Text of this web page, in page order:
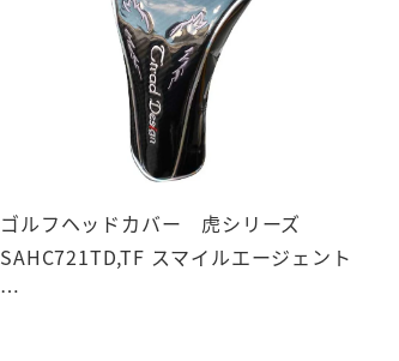
ゴルフヘッドカバー 虎シリーズ
SAHC721TD,TF スマイルエージェント
…